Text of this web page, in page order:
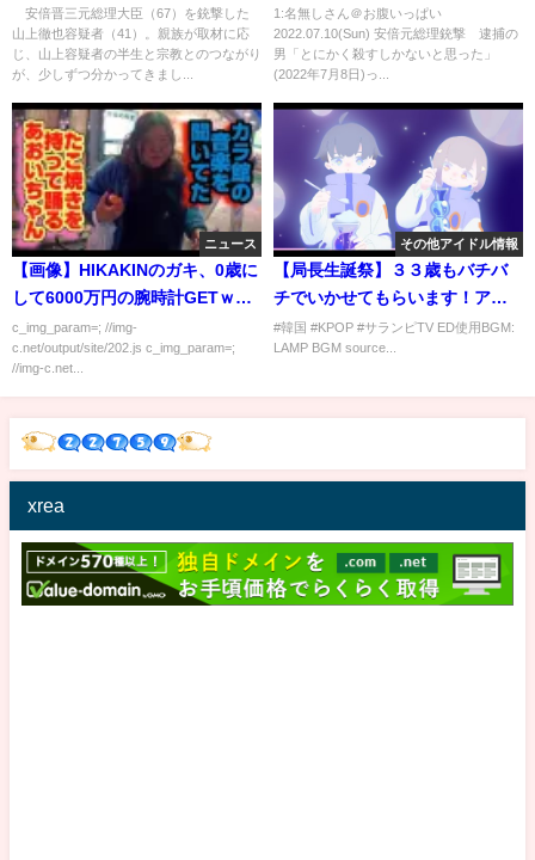
安倍元総理銃撃(2022年7月11日)
安倍晋三元総理大臣（67）を銃撃した
山上徹也容疑者（41）。親族が取材に応
じ、山上容疑者の半生と宗教とのつながり
が、少しずつ分かってきまし...
(2022年7月8日)
1:名無しさん＠お腹いっぱい
2022.07.10(Sun) 安倍元総理銃撃 逮捕の
男「とにかく殺すしかないと思った」
(2022年7月8日)っ...
ニュース
【画像】HIKAKINのガキ、0歳に
して6000万円の腕時計GETｗｗ
ｗｗｗｗ
c_img_param=; //img-
c.net/output/site/202.js c_img_param=;
//img-c.net...
その他アイドル情報
【局長生誕祭】３３歳もバチバ
チでいかせてもらいます！アイ
ドル最高！
#韓国 #KPOP #サランピTV ED使用BGM:
LAMP BGM source...
xrea